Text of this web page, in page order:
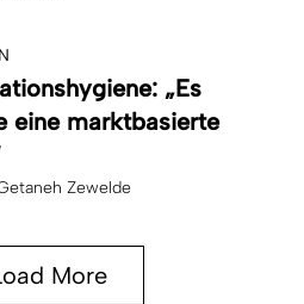
„Es
eine marktbasierte
Zewelde
More